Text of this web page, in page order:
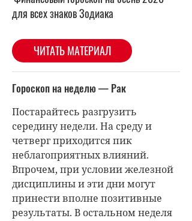
для всех знаков Зодиака
ЧИТАТЬ МАТЕРИАЛ
Гороскоп на неделю — Рак
Постарайтесь разгрузить
середину недели. На среду и
четверг приходится пик
неблагоприятных влияний.
Впрочем, при условии железной
дисциплины и эти дни могут
принести вполне позитивные
результаты. В остальном неделя